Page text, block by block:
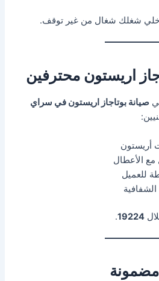
شغلك شغال من غير توقف.
اريستون محترفين
صيانة بوتاجاز اريستون في سراي
أريستون
مع الأعطال
للعميل
19224
.